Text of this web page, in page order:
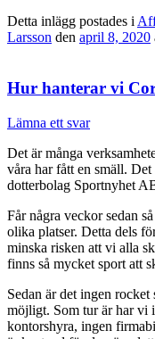
Detta inlägg postades i
Larsson den april 8, 2020
Hur hanterar vi
Lämna ett svar
Det är många
våra har fått en smäll.
dotterbolag Sportnyhet
Får några veckor sedan
olika platser. Detta dels
minska risken att vi alla
finns så mycket sport att
Sedan är det ingen
möjligt. Som tur är har vi
kontorshyra, ingen